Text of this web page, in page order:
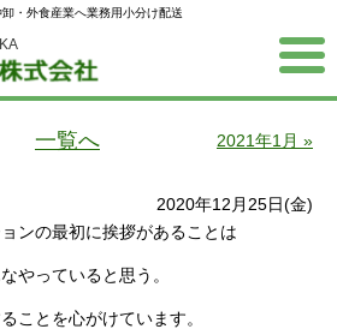
・外食産業へ業務用小分け配送
一覧へ 2021年1月 »
2020年12月25日(金)
ンの最初に挨拶があることは
やっていると思う。
ことを心がけています。